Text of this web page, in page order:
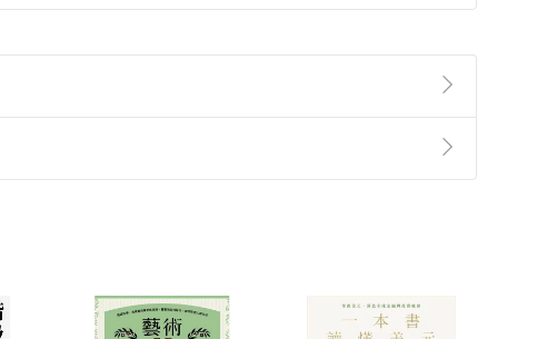
適用準則第2條第5款之規定，「非以有形媒介提供之數位
屬非以有形媒介提供之數位內容，消費者同意若訂購後
單」中點選「瀏覽訂單明細」
「申請取消訂單/ 退
付款方式 完成訂單